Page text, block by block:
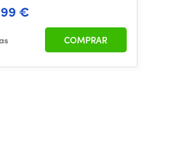
€
COMPRAR